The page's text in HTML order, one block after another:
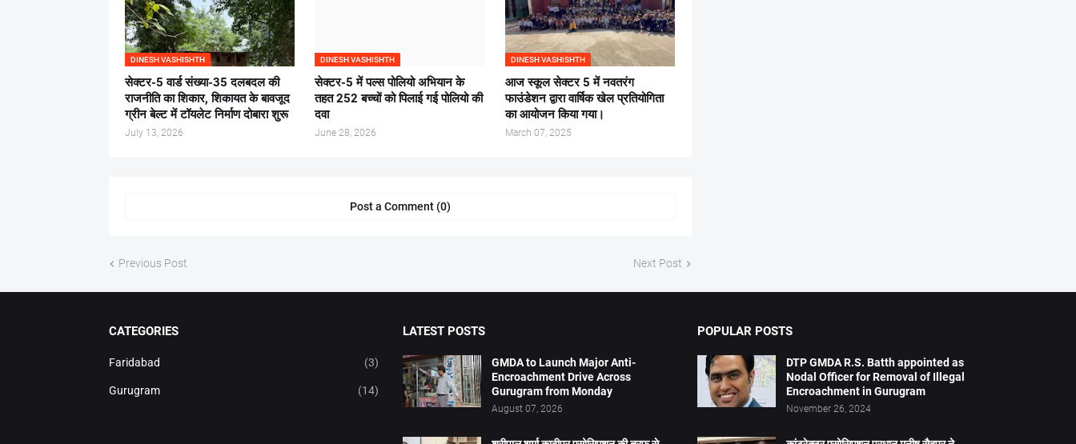
DINESH VASHISHTH
सेक्टर-5 वार्ड संख्या-35 दलबदल की
राजनीति का शिकार, शिकायत के बावजूद
ग्रीन बेल्ट में टॉयलेट निर्माण दोबारा शुरू
July 13, 2026
DINESH VASHISHTH
सेक्टर-5 में पल्स पोलियो अभियान के
तहत 252 बच्चों को पिलाई गई पोलियो की
दवा
June 28, 2026
DINESH VASHISHTH
आज स्कूल सेक्टर 5 में नवतरंग
फाउंडेशन द्वारा वार्षिक खेल प्रतियोगिता
का आयोजन किया गया।
March 07, 2025
Post a Comment (0)
Previous Post Next Post
CATEGORIES
Faridabad (3)
Gurugram (14)
LATEST POSTS
GMDA to Launch Major Anti-
Encroachment Drive Across
Gurugram from Monday
August 07, 2026
POPULAR POSTS
DTP GMDA R.S. Batth appointed as
Nodal Officer for Removal of Illegal
Encroachment in Gurugram
November 26, 2024